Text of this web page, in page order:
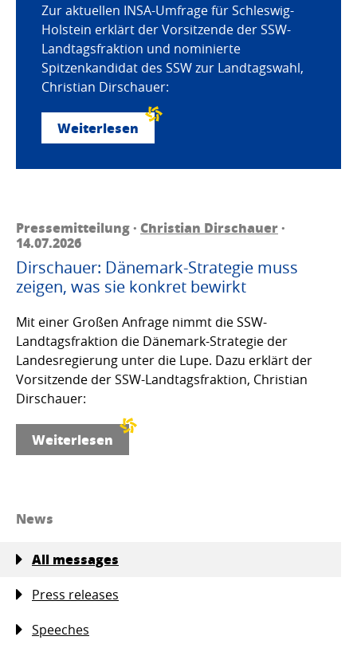
Zur aktuellen INSA-Umfrage für Schleswig-
Holstein erklärt der Vorsitzende der SSW-
Landtagsfraktion und nominierte
Spitzenkandidat des SSW zur Landtagswahl,
Christian Dirschauer:
Weiterlesen
Pressemitteilung · Christian Dirschauer·
14.07.2026
Dirschauer: Dänemark-Strategie muss
zeigen, was sie konkret bewirkt
Mit einer Großen Anfrage nimmt die SSW-
Landtagsfraktion die Dänemark-Strategie der
Landesregierung unter die Lupe. Dazu erklärt der
Vorsitzende der SSW-Landtagsfraktion, Christian
Dirschauer:
Weiterlesen
News
All messages
Press releases
Speeches